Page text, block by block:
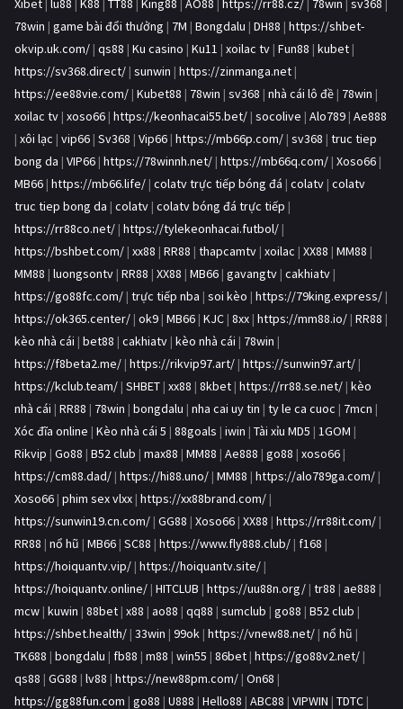
Xibet | lu88 | K88 | TT88 | King88 | AO88 | https://rr88.cz/ | 78win | sv368 |
78win | game bài đổi thưởng | 7M | Bongdalu | DH88 | https://shbet-
okvip.uk.com/ | qs88 | Ku casino | Ku11 | xoilac tv | Fun88 | kubet |
https://sv368.direct/ | sunwin | https://zinmanga.net |
https://ee88vie.com/ | Kubet88 | 78win | sv368 | nhà cái lô đề | 78win |
xoilac tv | xoso66 | https://keonhacai55.bet/ | socolive | Alo789 | Ae888
| xôi lạc | vip66 | Sv368 | Vip66 | https://mb66p.com/ | sv368 | truc tiep
bong da | VIP66 | https://78winnh.net/ | https://mb66q.com/ | Xoso66 |
MB66 | https://mb66.life/ | colatv trực tiếp bóng đá | colatv | colatv
truc tiep bong da | colatv | colatv bóng đá trực tiếp |
https://rr88co.net/ | https://tylekeonhacai.futbol/ |
https://bshbet.com/ | xx88 | RR88 | thapcamtv | xoilac | XX88 | MM88 |
MM88 | luongsontv | RR88 | XX88 | MB66 | gavangtv | cakhiatv |
https://go88fc.com/ | trực tiếp nba | soi kèo | https://79king.express/ |
https://ok365.center/ | ok9 | MB66 | KJC | 8xx | https://mm88.io/ | RR88 |
kèo nhà cái | bet88 | cakhiatv | kèo nhà cái | 78win |
https://f8beta2.me/ | https://rikvip97.art/ | https://sunwin97.art/ |
https://kclub.team/ | SHBET | xx88 | 8kbet | https://rr88.se.net/ | kèo
nhà cái | RR88 | 78win | bongdalu | nha cai uy tin | ty le ca cuoc | 7mcn |
Xóc đĩa online | Kèo nhà cái 5 | 88goals | iwin | Tài xỉu MD5 | 1GOM |
Rikvip | Go88 | B52 club | max88 | MM88 | Ae888 | go88 | xoso66 |
https://cm88.dad/ | https://hi88.uno/ | MM88 | https://alo789ga.com/ |
Xoso66 | phim sex vlxx | https://xx88brand.com/ |
https://sunwin19.cn.com/ | GG88 | Xoso66 | XX88 | https://rr88it.com/ |
RR88 | nổ hũ | MB66 | SC88 | https://www.fly888.club/ | f168 |
https://hoiquantv.vip/ | https://hoiquantv.site/ |
https://hoiquantv.online/ | HITCLUB | https://uu88n.org/ | tr88 | ae888 |
mcw | kuwin | 88bet | x88 | ao88 | qq88 | sumclub | go88 | B52 club |
https://shbet.health/ | 33win | 99ok | https://vnew88.net/ | nổ hũ |
TK688 | bongdalu | fb88 | m88 | win55 | 86bet | https://go88v2.net/ |
qs88 | GG88 | lv88 | https://new88pm.com/ | On68 |
https://gg88fun.com | go88 | U888 | Hello88 | ABC88 | VIPWIN | TDTC |